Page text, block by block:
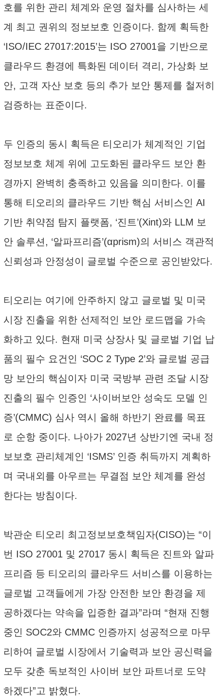
호를 위한 관리 체계와 운영 절차를 심사하는 세
계 최고 권위의 정보보호 인증이다. 함께 획득한
‘ISO/IEC 27017:2015’는 ISO 27001을 기반으로
클라우드 환경에 특화된 데이터 격리, 가상화 보
안, 고객 자산 보호 등의 추가 보안 통제를 철저히
검증하는 표준이다.
두 인증의 동시 획득은 티오리가 체계적인 기업
정보보호 체계 위에 고도화된 클라우드 보안 환
경까지 완벽히 충족하고 있음을 의미한다. 이를
통해 티오리의 클라우드 기반 핵심 서비스인 AI
기반 취약점 탐지 플랫폼, ‘진트’(Xint)와 LLM 보
안 솔루션, ‘알파프리즘’(αprism)의 서비스 객관적
신뢰성과 안정성이 글로벌 수준으로 공인받았다.
티오리는 여기에 안주하지 않고 글로벌 및 미국
시장 진출을 위한 선제적인 보안 로드맵을 가속
화하고 있다. 현재 미국 상장사 및 글로벌 기업 납
품의 필수 요건인 ‘SOC 2 Type 2’와 글로벌 공급
망 보안의 핵심이자 미국 국방부 관련 조달 시장
진출의 필수 인증인 ‘사이버보안 성숙도 모델 인
증’(CMMC) 심사 역시 올해 하반기 완료를 목표
로 순항 중이다. 나아가 2027년 상반기엔 국내 정
보보호 관리체계인 ‘ISMS’ 인증 취득까지 계획하
며 국내외를 아우르는 무결점 보안 체계를 완성
한다는 방침이다.
박관순 티오리 최고정보보호책임자(CISO)는 “이
번 ISO 27001 및 27017 동시 획득은 진트와 알파
프리즘 등 티오리의 클라우드 서비스를 이용하는
글로벌 고객들에게 가장 안전한 보안 환경을 제
공하겠다는 약속을 입증한 결과”라며 “현재 진행
중인 SOC2와 CMMC 인증까지 성공적으로 마무
리하여 글로벌 시장에서 기술력과 보안 공신력을
모두 갖춘 독보적인 사이버 보안 파트너로 도약
하겠다”고 밝혔다.